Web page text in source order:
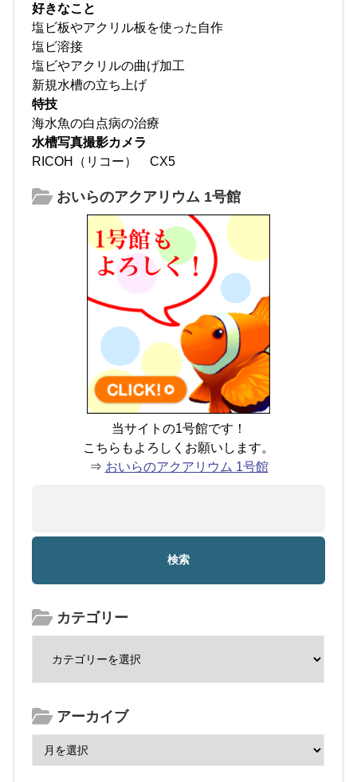
好きなこと
塩ビ板やアクリル板を使った自作
塩ビ溶接
塩ビやアクリルの曲げ加工
新規水槽の立ち上げ
特技
海水魚の白点病の治療
水槽写真撮影カメラ
RICOH（リコー） CX5
おいらのアクアリウム 1号館
当サイトの1号館です！
こちらもよろしくお願いします。
⇒ おいらのアクアリウム 1号館
カテゴリー
アーカイブ